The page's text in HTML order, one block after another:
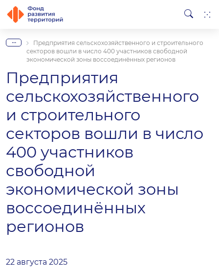
...
Предприятия сельскохозяйственного и строительного
секторов вошли в число 400 участников свободной
экономической зоны воссоединённых регионов
Предприятия
сельскохозяйственного
и строительного
секторов вошли в число
400 участников
свободной
экономической зоны
воссоединённых
регионов
22 августа 2025